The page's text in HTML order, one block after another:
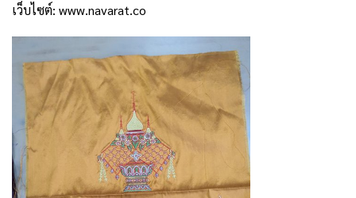
เว็บไซต์: www.navarat.co